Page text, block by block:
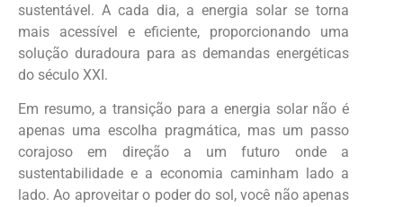
sustentável. A cada dia, a energia solar se torna
mais acessível e eficiente, proporcionando uma
solução duradoura para as demandas energéticas
do século XXI.
Em resumo, a transição para a energia solar não é
apenas uma escolha pragmática, mas um passo
corajoso em direção a um futuro onde a
sustentabilidade e a economia caminham lado a
lado. Ao aproveitar o poder do sol, você não apenas